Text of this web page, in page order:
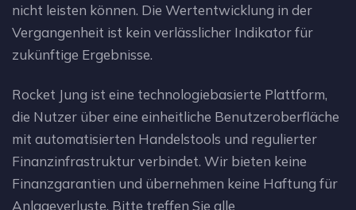
nicht leisten können. Die Wertentwicklung in der
Vergangenheit ist kein verlässlicher Indikator für
zukünftige Ergebnisse.
Rocket Jung ist eine technologiebasierte Plattform,
die Nutzer über eine einheitliche Benutzeroberfläche
mit automatisierten Handelstools und regulierter
Finanzinfrastruktur verbindet. Wir bieten keine
Finanzgarantien und übernehmen keine Haftung für
Anlageverluste. Bitte treffen Sie alle